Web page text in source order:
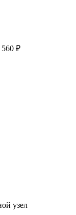
560 ₽
узел